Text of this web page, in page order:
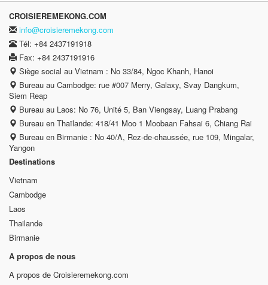
CROISIEREMEKONG.COM
info@croisieremekong.com
Tél: +84 2437191918
Fax: +84 2437191916
Siège social au Vietnam : No 33/84, Ngoc Khanh, Hanoi
Bureau au Cambodge: rue #007 Merry, Galaxy, Svay Dangkum,
Siem Reap
Bureau au Laos: No 76, Unité 5, Ban Viengsay, Luang Prabang
Bureau en Thaïlande: 418/41 Moo 1 Moobaan Fahsai 6, Chiang Rai
Bureau en Birmanie : No 40/A, Rez-de-chaussée, rue 109, Mingalar,
Yangon
Destinations
Vietnam
Cambodge
Laos
Thailande
Birmanie
A propos de nous
A propos de Croisieremekong.com